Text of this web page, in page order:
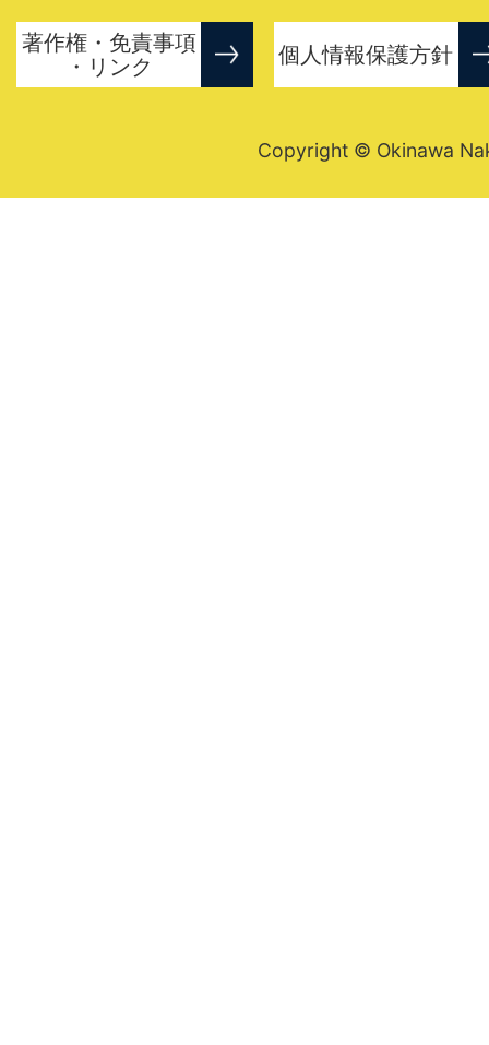
著作権・免責事項
・リンク
個人情報保護方針
Copyright © Okinawa